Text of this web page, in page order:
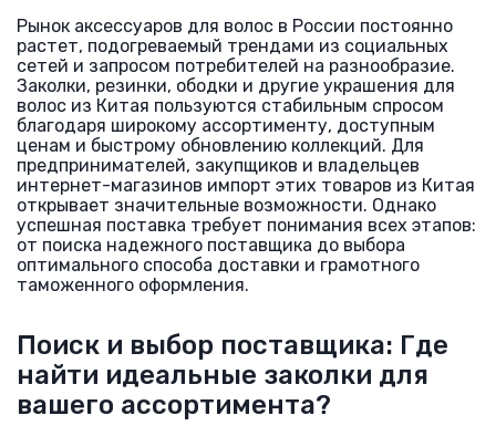
Рынок аксессуаров для волос в России постоянно
растет, подогреваемый трендами из социальных
сетей и запросом потребителей на разнообразие.
Заколки, резинки, ободки и другие украшения для
волос из Китая пользуются стабильным спросом
благодаря широкому ассортименту, доступным
ценам и быстрому обновлению коллекций. Для
предпринимателей, закупщиков и владельцев
интернет-магазинов импорт этих товаров из Китая
открывает значительные возможности. Однако
успешная поставка требует понимания всех этапов:
от поиска надежного поставщика до выбора
оптимального способа доставки и грамотного
таможенного оформления.
Поиск и выбор поставщика: Где
найти идеальные заколки для
вашего ассортимента?